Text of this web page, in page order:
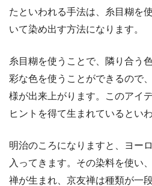
たといわれる手法は、糸目糊を
いて染め出す方法になります。
糸目糊を使うことで、隣り合う
彩な色を使うことができるので
様が出来上がります。このアイ
ヒントを得て生まれているとい
明治のころになりますと、ヨー
入ってきます。その染料を使い
禅が生まれ、京友禅は種類が一